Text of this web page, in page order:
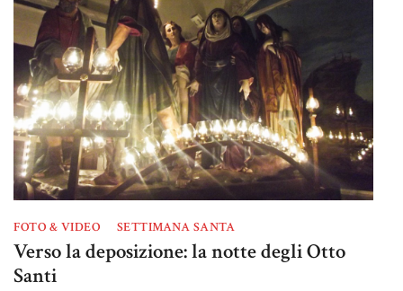
FOTO & VIDEO SETTIMANA SANTA
Verso la deposizione: la notte degli Otto
Santi